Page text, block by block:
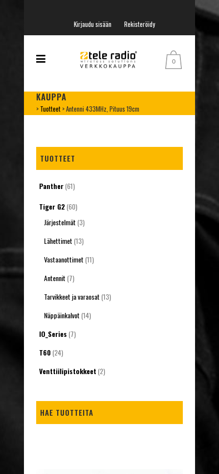
Kirjaudu sisään Rekisteröidy
0
KAUPPA
> Tuotteet >Antenni 433MHz, Pituus 19cm
TUOTTEET
Panther(61)
Tiger G2(60)
Järjestelmät (3)
Lähettimet (13)
Vastaanottimet (11)
Antennit (7)
Tarvikkeet ja varaosat (13)
Näppäinkalvot (14)
IO_Series (7)
T60 (24)
Venttiilipistokkeet (2)
HAE TUOTTEITA